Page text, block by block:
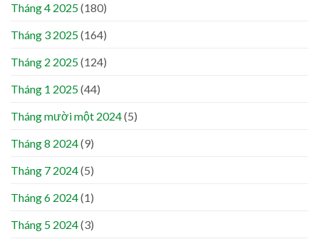
Tháng 4 2025(180)
Tháng 3 2025(164)
Tháng 2 2025(124)
Tháng 1 2025(44)
Tháng mười một 2024(5)
Tháng 8 2024(9)
Tháng 7 2024(5)
Tháng 6 2024(1)
Tháng 5 2024(3)